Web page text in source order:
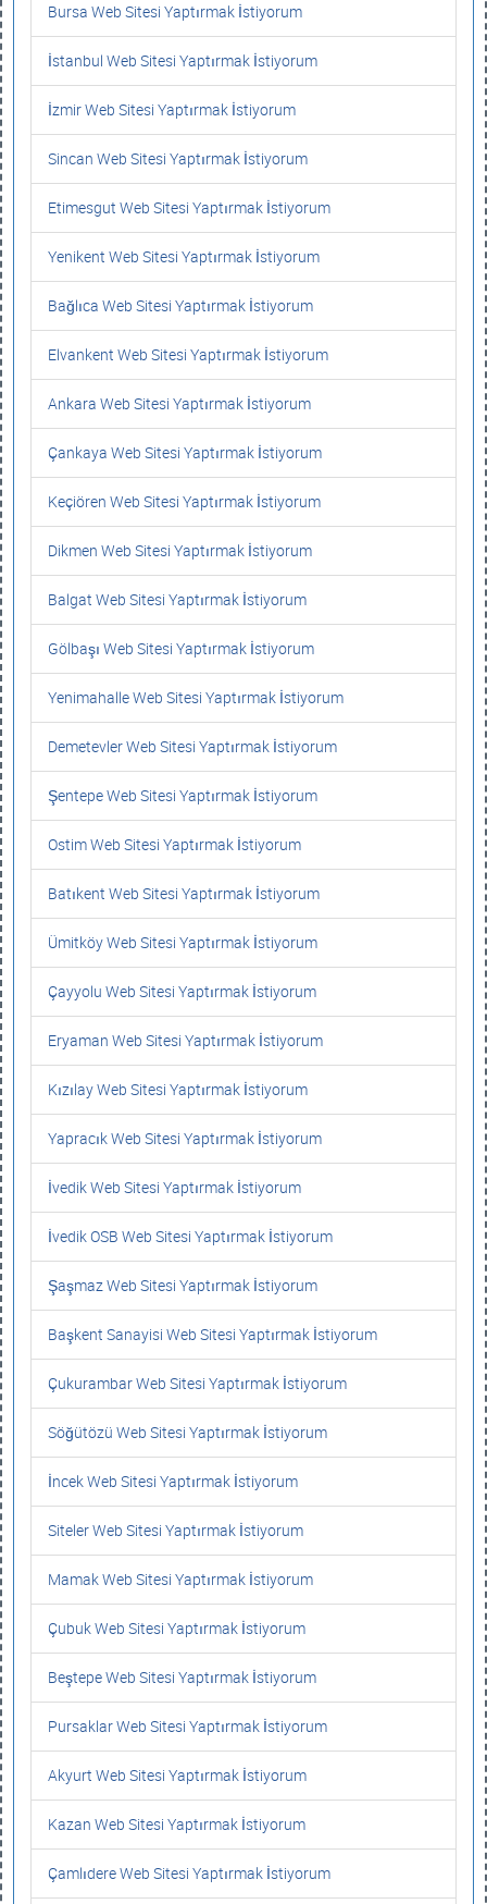
Bursa Web Sitesi Yaptırmak İstiyorum
İstanbul Web Sitesi Yaptırmak İstiyorum
İzmir Web Sitesi Yaptırmak İstiyorum
Sincan Web Sitesi Yaptırmak İstiyorum
Etimesgut Web Sitesi Yaptırmak İstiyorum
Yenikent Web Sitesi Yaptırmak İstiyorum
Bağlıca Web Sitesi Yaptırmak İstiyorum
Elvankent Web Sitesi Yaptırmak İstiyorum
Ankara Web Sitesi Yaptırmak İstiyorum
Çankaya Web Sitesi Yaptırmak İstiyorum
Keçiören Web Sitesi Yaptırmak İstiyorum
Dikmen Web Sitesi Yaptırmak İstiyorum
Balgat Web Sitesi Yaptırmak İstiyorum
Gölbaşı Web Sitesi Yaptırmak İstiyorum
Yenimahalle Web Sitesi Yaptırmak İstiyorum
Demetevler Web Sitesi Yaptırmak İstiyorum
Şentepe Web Sitesi Yaptırmak İstiyorum
Ostim Web Sitesi Yaptırmak İstiyorum
Batıkent Web Sitesi Yaptırmak İstiyorum
Ümitköy Web Sitesi Yaptırmak İstiyorum
Çayyolu Web Sitesi Yaptırmak İstiyorum
Eryaman Web Sitesi Yaptırmak İstiyorum
Kızılay Web Sitesi Yaptırmak İstiyorum
Yapracık Web Sitesi Yaptırmak İstiyorum
İvedik Web Sitesi Yaptırmak İstiyorum
İvedik OSB Web Sitesi Yaptırmak İstiyorum
Şaşmaz Web Sitesi Yaptırmak İstiyorum
Başkent Sanayisi Web Sitesi Yaptırmak İstiyorum
Çukurambar Web Sitesi Yaptırmak İstiyorum
Söğütözü Web Sitesi Yaptırmak İstiyorum
İncek Web Sitesi Yaptırmak İstiyorum
Siteler Web Sitesi Yaptırmak İstiyorum
Mamak Web Sitesi Yaptırmak İstiyorum
Çubuk Web Sitesi Yaptırmak İstiyorum
Beştepe Web Sitesi Yaptırmak İstiyorum
Pursaklar Web Sitesi Yaptırmak İstiyorum
Akyurt Web Sitesi Yaptırmak İstiyorum
Kazan Web Sitesi Yaptırmak İstiyorum
Çamlıdere Web Sitesi Yaptırmak İstiyorum